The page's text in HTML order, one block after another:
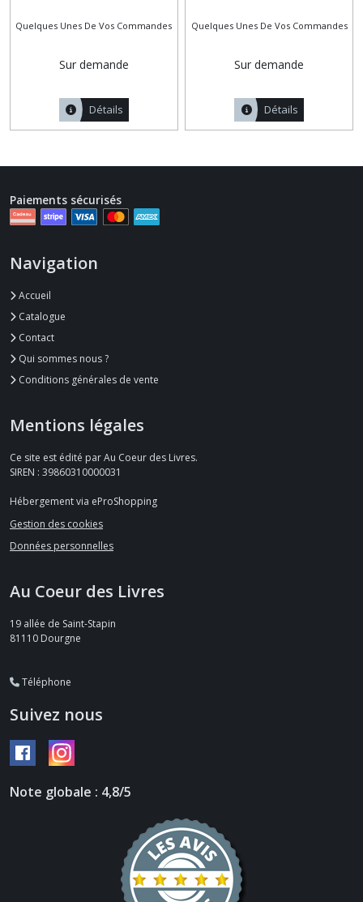
Quelques Unes De Vos Commandes
Sur demande
Détails
Quelques Unes De Vos Commandes
Sur demande
Détails
Paiements sécurisés
Navigation
Accueil
Catalogue
Contact
Qui sommes nous ?
Conditions générales de vente
Mentions légales
Ce site est édité par Au Coeur des Livres.
SIREN : 39860310000031
Hébergement via eProShopping
Gestion des cookies
Données personnelles
Au Coeur des Livres
19 allée de Saint-Stapin
81110 Dourgne
Téléphone
Suivez nous
Note globale : 4,8/5